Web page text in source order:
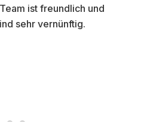
ist freundlich und
sehr vernünftig.